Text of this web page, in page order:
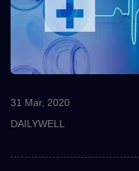
31 Mar, 2020
DAILYWELL